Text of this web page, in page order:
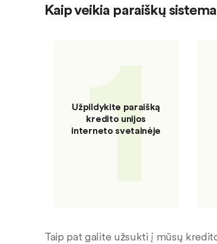
Kaip veikia paraiškų
1
Užpildykite paraišką
kredito unijos
interneto svetainėje
Taip pat galite užsukti į mūsų